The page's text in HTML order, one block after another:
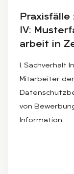
IV:
ar­beit in
I. Sachverhalt
Mitarbeiter
von
Information…